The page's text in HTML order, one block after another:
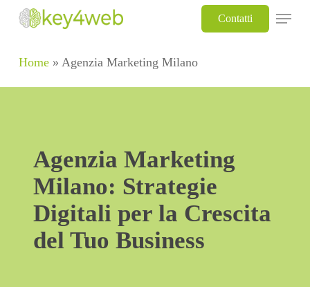
Skip
main
Contatti
Menu
Home» Agenzia Marketing Milano
Agenzia Marketing
Milano: Strategie
Digitali per la Crescita
del Tuo Business